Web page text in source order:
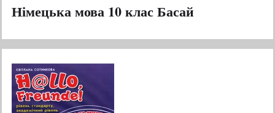
Німецька мова 10 клас Басай